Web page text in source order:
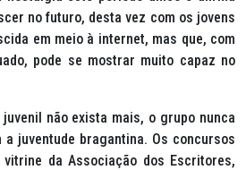
no futuro, desta vez com os jovens
em meio à internet, mas que, com
pode se mostrar muito capaz no
não exista mais, o grupo nunca
juventude bragantina. Os concursos
da Associação dos Escritores,